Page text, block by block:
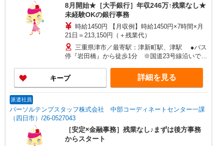
8月開始★［大手銀行］年収246万↑残業なし★
未経験OKの銀行事務
時給1450円 【月収例】時給1450円×7時間×月
21日＝213,150円（＋残業代）
三重県津市／最寄駅：津新町駅、津駅 ●バス
停『岩田橋』から徒歩1分 ※国道23号線沿いで
キープ 詳細を見る
派遣社員
パーソルテンプスタッフ株式会社 中部コーディネートセンター一課
（四日市）/26-0527043
［安定×金融事務］残業なし♪まずは後方事務
からスタート